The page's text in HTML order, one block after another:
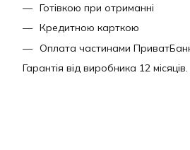
Готівкою при отриманні
Кредитною карткою
Оплата частинами
Гарантія від виробника 12 місяців.